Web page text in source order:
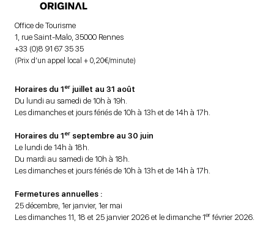
Office de Tourisme
1, rue Saint-Malo, 35000 Rennes
+33 (0)8 91 67 35 35
(Prix d’un appel local + 0,20€/minute)
Horaires du 1er juillet au 31 août
Du lundi au samedi de 10h à 19h.
Les dimanches et jours fériés de 10h à 13h et de 14h à 17h.
Horaires du 1er septembre au 30 juin
Le lundi de 14h à 18h.
Du mardi au samedi de 10h à 18h.
Les dimanches et jours fériés de 10h à 13h et de 14h à 17h.
Fermetures annuelles :
25 décembre, 1er janvier, 1er mai
Les dimanches 11, 18 et 25 janvier 2026 et le dimanche 1er février 2026.